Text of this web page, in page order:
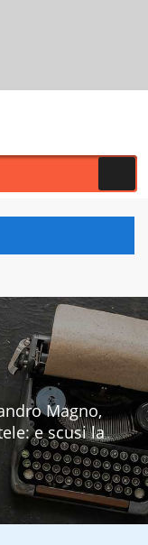
Magno,
e scusi la